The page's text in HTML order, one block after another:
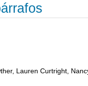
Lauren Curtright,